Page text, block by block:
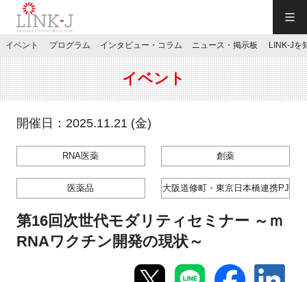
JP／EN
特別会員専用メニュー
お問い合わせ
イベント プログラム インタビュー・コラム ニュース・掲示板 LINK-Jを
イベント
開催日：2025.11.21 (金)
RNA医薬 創薬
医薬品 大阪道修町・東京日本橋連携PJ
第16回次世代モダリティセミナー ～ｍ
RNAワクチン開発の現状～